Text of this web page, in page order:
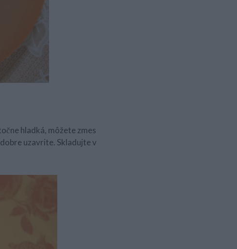
hladká, môžete zmes
uzavrite. Skladujte v